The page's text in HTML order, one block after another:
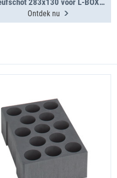
Gleufschot 283x130 voor L-BOXX 238 G
Ontdek nu